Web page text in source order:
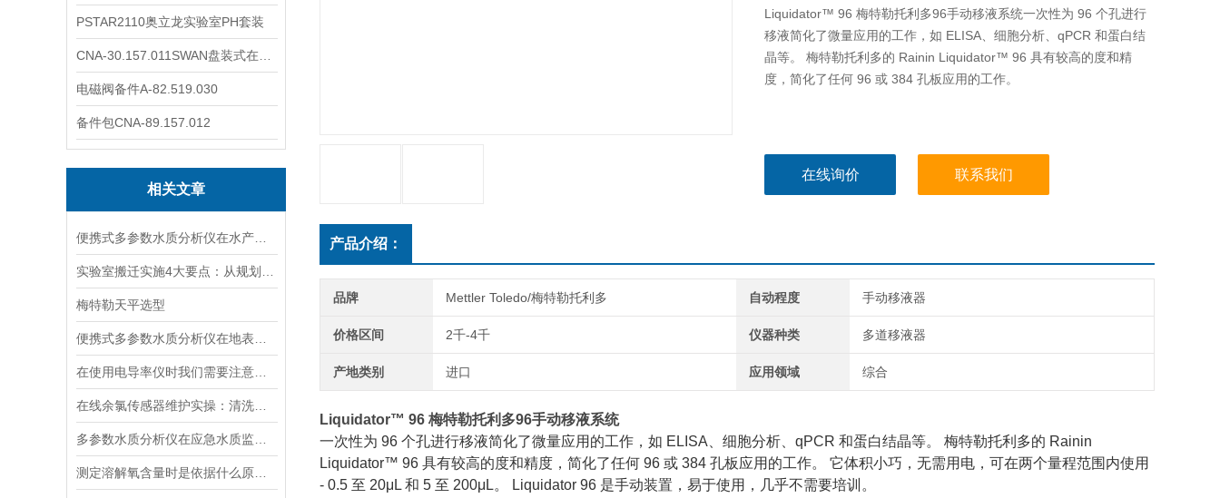
PSTAR2110奥立龙实验室PH套装
电磁阀备件A-82.519.030
备件包CNA-89.157.012
相关文章
梅特勒天平选型
Liquidator™ 96 梅特勒托利多96手动移液系统一次性为 96 个孔进行
移液简化了微量应用的工作，如 ELISA、细胞分析、qPCR 和蛋白结
晶等。 梅特勒托利多的 Rainin Liquidator™ 96 具有较高的度和精
度，简化了任何 96 或 384 孔板应用的工作。
在线询价 联系我们
产品介绍：
品牌 Mettler Toledo/梅特勒托利多 自动程度 手动移液器
价格区间 2千-4千 仪器种类 多道移液器
产地类别 进口 应用领域 综合
Liquidator™ 96 梅特勒托利多96手动移液系统
一次性为 96 个孔进行移液简化了微量应用的工作，如 ELISA、细胞分析、qPCR 和蛋白结晶等。 梅特勒托利多的 Rainin
Liquidator™ 96 具有较高的度和精度，简化了任何 96 或 384 孔板应用的工作。 它体积小巧，无需用电，可在两个量程范围内使用
- 0.5 至 20μL 和 5 至 200μL。 Liquidator 96 是手动装置，易于使用，几乎不需要培训。